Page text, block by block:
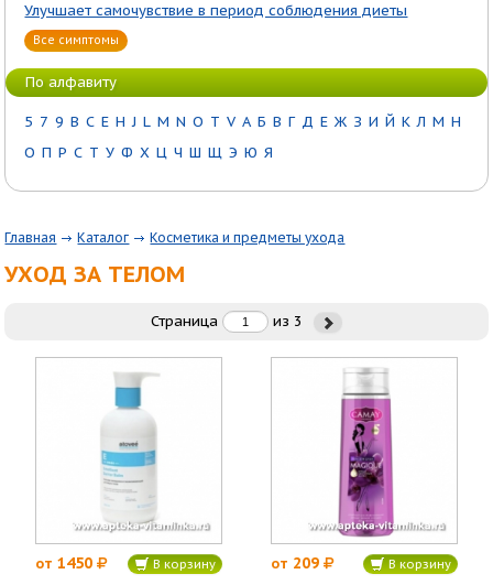
Улучшает самочувствие в период соблюдения диеты
Все симптомы
По алфавиту
5 7 9 B C E H J L M N O T V А Б В Г Д Е Ж З И Й К Л М Н
О П Р С Т У Ф Х Ц Ч Ш Щ Э Ю Я
Главная Каталог Косметика и предметы ухода
УХОД ЗА ТЕЛОМ
Страница из 3
от 1450 В корзину от 209 В корзину